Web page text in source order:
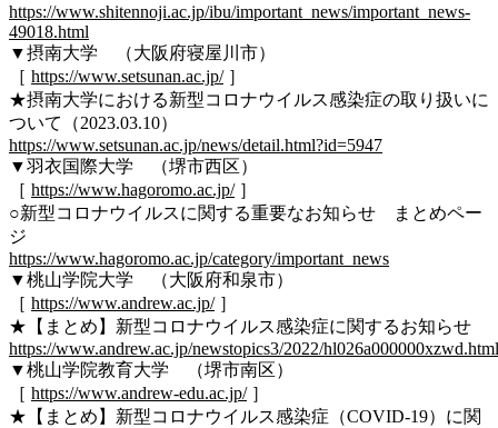
https://www.shitennoji.ac.jp/ibu/important_news/important_news-
49018.html
▼摂南大学 （大阪府寝屋川市）
［ https://www.setsunan.ac.jp/］
★摂南大学における新型コロナウイルス感染症の取り扱いに
ついて（2023.03.10）
https://www.setsunan.ac.jp/news/detail.html?id=5947
▼羽衣国際大学 （堺市西区）
［ https://www.hagoromo.ac.jp/］
○新型コロナウイルスに関する重要なお知らせ まとめペー
ジ
https://www.hagoromo.ac.jp/category/important_news
▼桃山学院大学 （大阪府和泉市）
［ https://www.andrew.ac.jp/］
★【まとめ】新型コロナウイルス感染症に関するお知らせ
https://www.andrew.ac.jp/newstopics3/2022/hl026a000000xzwd.html
▼桃山学院教育大学 （堺市南区）
［ https://www.andrew-edu.ac.jp/］
★【まとめ】新型コロナウイルス感染症（COVID-19）に関